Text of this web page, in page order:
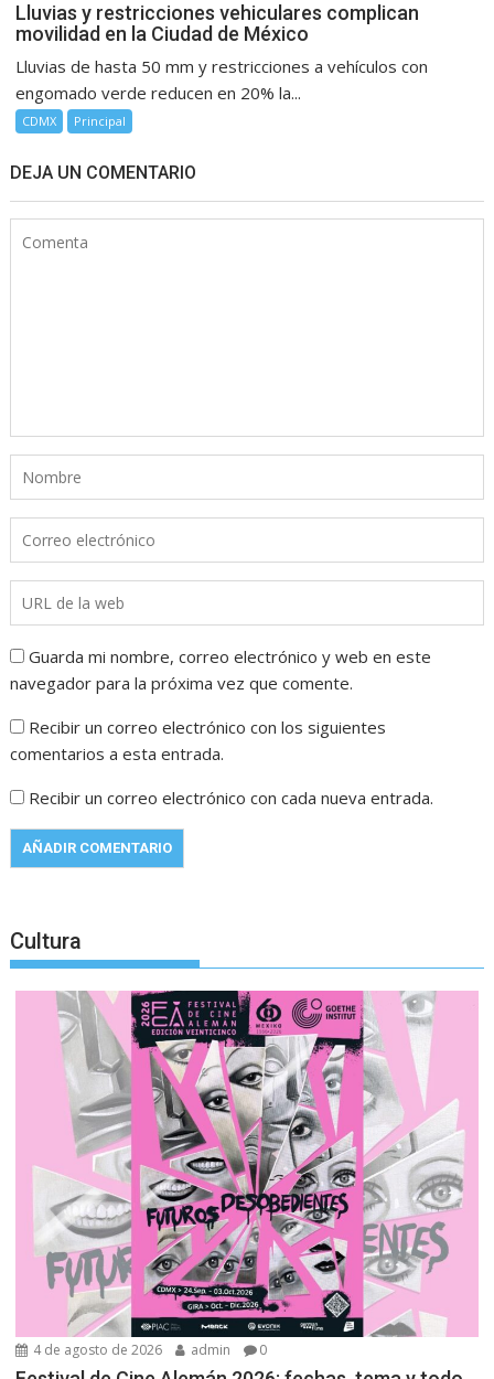
Lluvias y restricciones vehiculares complican
movilidad en la Ciudad de México
Lluvias de hasta 50 mm y restricciones a vehículos con
engomado verde reducen en 20% la...
CDMX Principal
DEJA UN COMENTARIO
Guarda mi nombre, correo electrónico y web en este
navegador para la próxima vez que comente.
Recibir un correo electrónico con los siguientes
comentarios a esta entrada.
Recibir un correo electrónico con cada nueva entrada.
Cultura
4 de agosto de 2026 admin 0